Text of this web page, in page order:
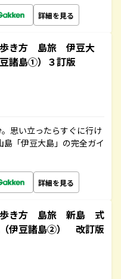
詳細を見る
き方 島旅 伊豆大
諸島①）３訂版
思い立ったらすぐに行け
「伊豆大島」の完全ガイ
詳細を見る
歩き方 島旅 新島 式
伊豆諸島②） 改訂版